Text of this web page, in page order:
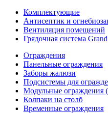
Комплектующие
Антисептик и
Вентиляция помещений
Грядочная система
Ограждения
Панельные ограждения
Заборы жалюзи
Подсистемы для
Модульные ограждения
Колпаки на столб
Временные ограждения